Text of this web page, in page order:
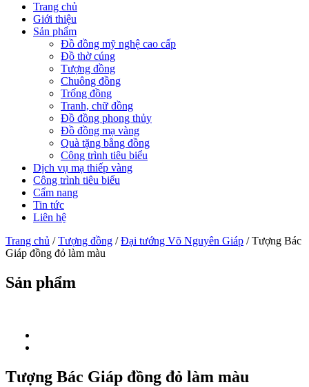
Trang chủ
Giới thiệu
Sản phẩm
Đồ đồng mỹ nghệ cao cấp
Đồ thờ cúng
Tượng đồng
Chuông đồng
Trống đồng
Tranh, chữ đồng
Đồ đồng phong thủy
Đồ đồng mạ vàng
Quà tặng bằng đồng
Công trình tiêu biểu
Dịch vụ mạ thiếp vàng
Công trình tiêu biểu
Cẩm nang
Tin tức
Liên hệ
Trang chủ /Tượng đồng /Đại tướng Võ Nguyên Giáp / Tượng Bác
Giáp đồng đỏ làm màu
Sản phẩm
Tượng Bác Giáp đồng đỏ làm màu